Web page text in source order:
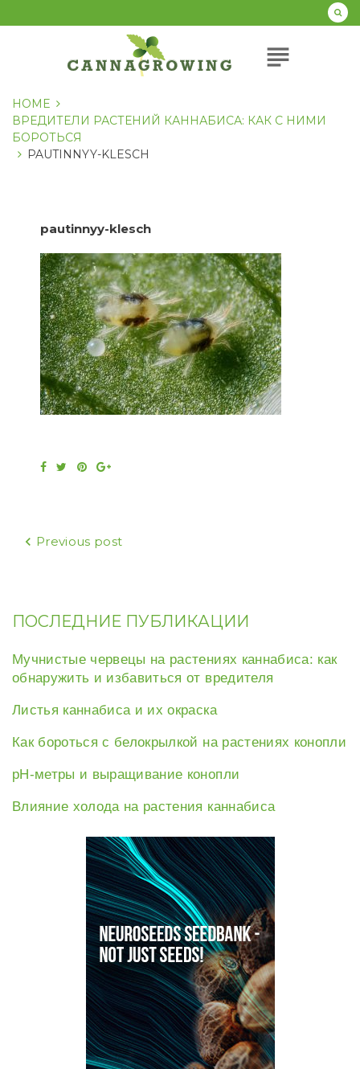
к
subject
HOME
ВРЕДИТЕЛИ РАСТЕНИЙ КАННАБИСА: КАК С НИМИ
БОРОТЬСЯ
PAUTINNYY-KLESCH
pautinnyy-klesch
Facebook
TwitterPinterestGoogle+
Навигация
Previous post
ПОСЛЕДНИЕ ПУБЛИКАЦИИ
Мучнистые червецы на растениях каннабиса: как
обнаружить и избавиться от вредителя
Листья каннабиса и их окраска
Как бороться с белокрылкой на растениях конопли
рН-метры и выращивание конопли
Влияние холода на растения каннабиса